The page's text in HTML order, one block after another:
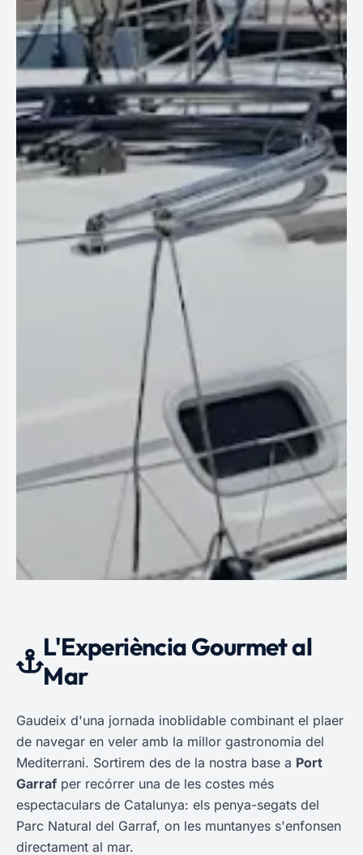
L'Experiència Gourmet al
Mar
Gaudeix d'una jornada inoblidable combinant el plaer
de navegar en veler amb la millor gastronomia del
Mediterrani. Sortirem des de la nostra base a Port
Garraf per recórrer una de les costes més
espectaculars de Catalunya: els penya-segats del
Parc Natural del Garraf, on les muntanyes s'enfonsen
directament al mar.